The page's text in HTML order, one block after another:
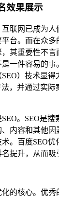
效果展示
联网已成为人
台。而在众
其重要性不
一件容易的
）技术显
，并通过实际
。SEO是
内容和其他
。百度SEO
提升，从而吸
的核心。优秀